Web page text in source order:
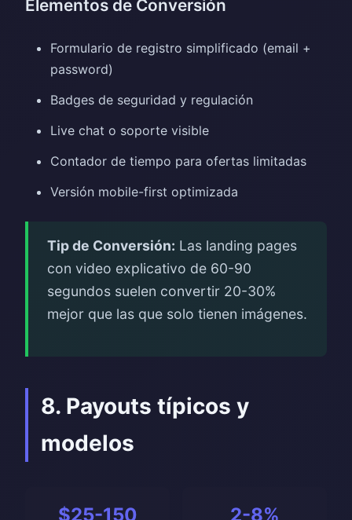
Elementos de Conversión
Formulario de registro simplificado (email +
password)
Badges de seguridad y regulación
Live chat o soporte visible
Contador de tiempo para ofertas limitadas
Versión mobile-first optimizada
Tip de Conversión: Las landing pages
con video explicativo de 60-90
segundos suelen convertir 20-30%
mejor que las que solo tienen imágenes.
8. Payouts típicos y
modelos
$25-150 2-8%